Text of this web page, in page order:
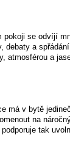
se odvíjí
debaty a
atmosférou a
má v bytě
na
podporuje tak